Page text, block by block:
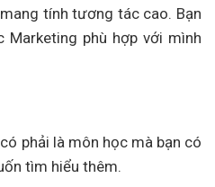
tính tương tác cao. Bạn
phù hợp với mình
phải là môn học mà bạn có
tìm hiểu thêm.